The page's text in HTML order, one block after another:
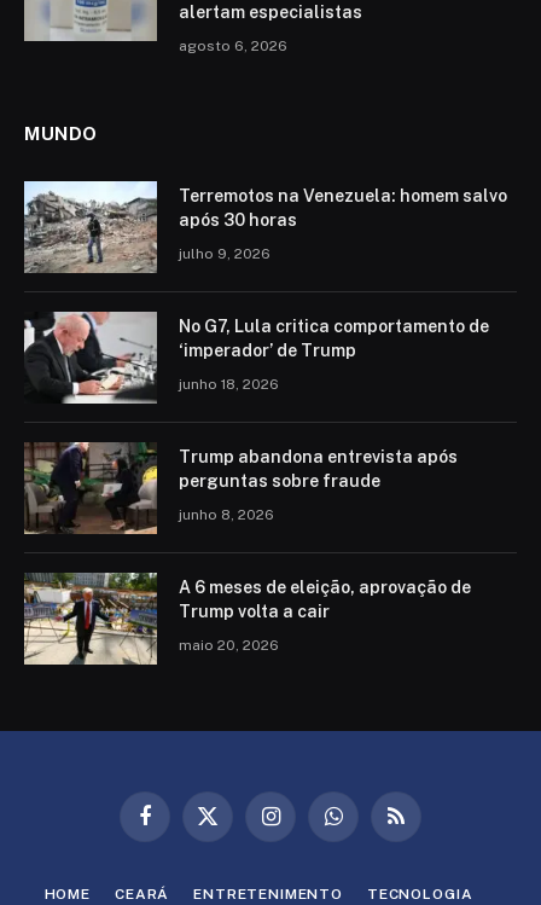
alertam especialistas
agosto 6, 2026
MUNDO
Terremotos na Venezuela: homem salvo
após 30 horas
julho 9, 2026
No G7, Lula critica comportamento de
‘imperador’ de Trump
junho 18, 2026
Trump abandona entrevista após
perguntas sobre fraude
junho 8, 2026
A 6 meses de eleição, aprovação de
Trump volta a cair
maio 20, 2026
Facebook
X
InstagramWhatsAppRSS
HOME CEARÁ ENTRETENIMENTO TECNOLOGIA